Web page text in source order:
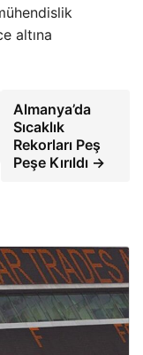
altına
Almanya’da
Sıcaklık
Rekorları Peş
Peşe Kırıldı →